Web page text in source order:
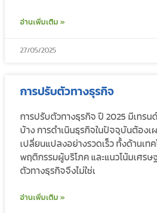
อ่านเพิ่มเติม »
27/05/2025
การปรับตัวทางธุรกิจ
การปรับตัวทางธุรกิจ ปี 2025 มีเทรนด์
บ้าง การดำเนินธุรกิจในปัจจุบันต้อง
เปลี่ยนแปลงอย่างรวดเร็ว ทั้งด้านเทค
พฤติกรรมผู้บริโภค และแนวโน้มเศรษ
ตัวทางธุรกิจจึงไม่ใช่เ
อ่านเพิ่มเติม »